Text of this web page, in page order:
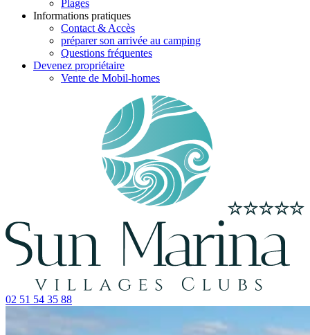
Plages
Informations pratiques
Contact & Accès
préparer son arrivée au camping
Questions fréquentes
Devenez propriétaire
Vente de Mobil-homes
02 51 54 35 88